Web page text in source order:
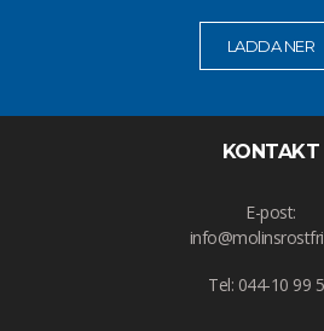
LADDA NER
KONTAKT
E-post:
Tel: 044-10 99